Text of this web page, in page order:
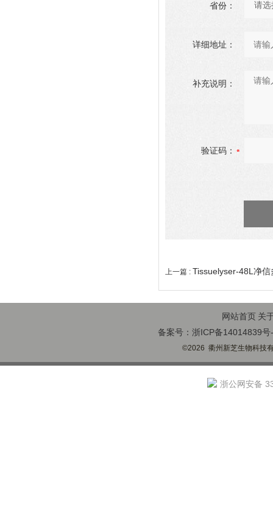
省份：
详细地址：
补充说明：
验证码：
上一篇 : Tissuelyser-48L净
网站首页 关
备案号：浙ICP备14014839号
©2026 衢州新芝生物科技
浙公网安备